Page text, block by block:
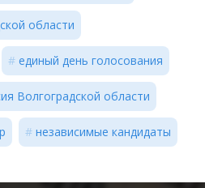
области
единый день голосования
Волгоградской области
независимые кандидаты